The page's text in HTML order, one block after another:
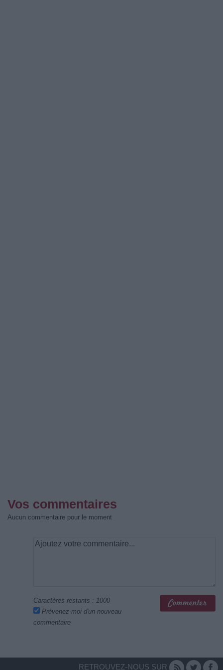
Vos commentaires
Aucun commentaire pour le moment
Caractères restants : 1000
Prévenez-moi d'un nouveau
commentaire
RETROUVEZ-NOUS SUR